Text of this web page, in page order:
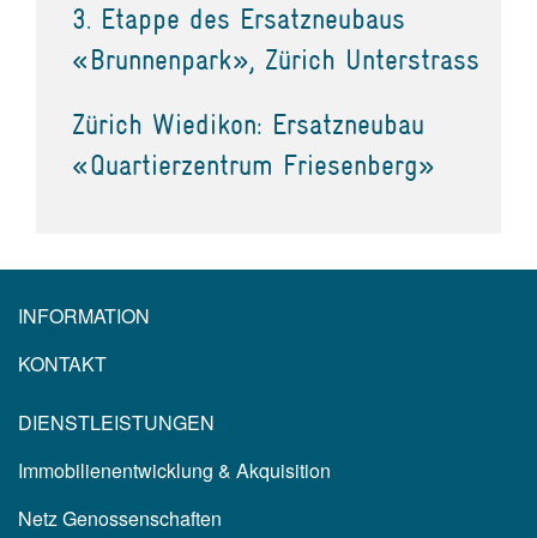
3. Etappe des Ersatzneubaus
«Brunnenpark», Zürich Unterstrass
Zürich Wiedikon: Ersatzneubau
«Quartierzentrum Friesenberg»
INFORMATION
KONTAKT
DIENSTLEISTUNGEN
Immobilienentwicklung & Akquisition
Netz Genossenschaften